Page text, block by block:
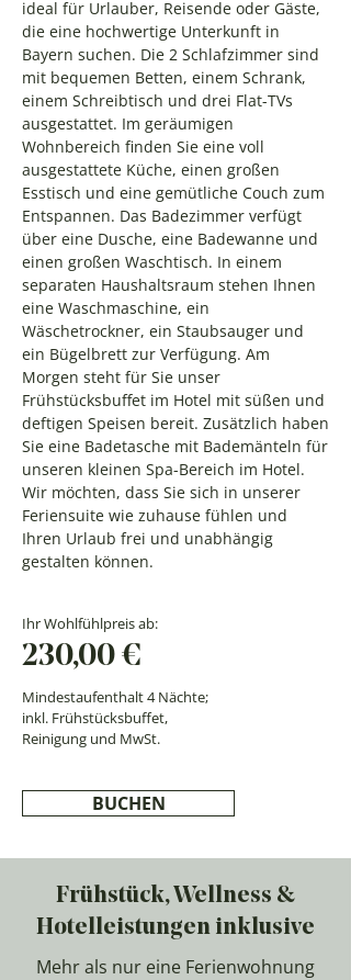
ideal für Urlauber, Reisende oder Gäste,
die eine hochwertige Unterkunft in
Bayern suchen. Die 2 Schlafzimmer sind
mit bequemen Betten, einem Schrank,
einem Schreibtisch und drei Flat-TVs
ausgestattet. Im geräumigen
Wohnbereich finden Sie eine voll
ausgestattete Küche, einen großen
Esstisch und eine gemütliche Couch zum
Entspannen. Das Badezimmer verfügt
über eine Dusche, eine Badewanne und
einen großen Waschtisch. In einem
separaten Haushaltsraum stehen Ihnen
eine Waschmaschine, ein
Wäschetrockner, ein Staubsauger und
ein Bügelbrett zur Verfügung. Am
Morgen steht für Sie unser
Frühstücksbuffet im Hotel mit süßen und
deftigen Speisen bereit. Zusätzlich haben
Sie eine Badetasche mit Bademänteln für
unseren kleinen Spa-Bereich im Hotel.
Wir möchten, dass Sie sich in unserer
Feriensuite wie zuhause fühlen und
Ihren Urlaub frei und unabhängig
gestalten können.
Ihr Wohlfühlpreis ab:
230,00 €
Mindestaufenthalt 4 Nächte;
inkl. Frühstücksbuffet,
Reinigung und MwSt.
BUCHEN
Frühstück, Wellness &
Hotelleistungen inklusive
Mehr als nur eine Ferienwohnung